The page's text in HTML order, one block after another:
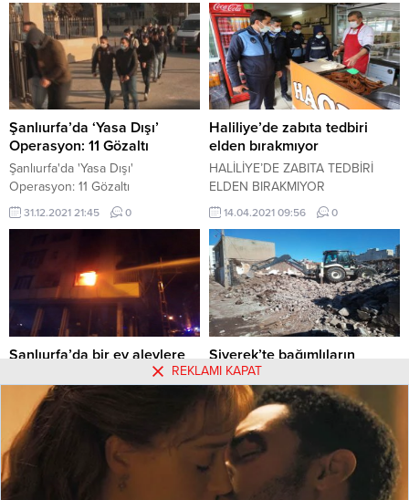
Şanlıurfa’da ‘Yasa Dışı’
Operasyon: 11 Gözaltı
Şanlıurfa'da 'Yasa Dışı'
Operasyon: 11 Gözaltı
31.12.2021 21:45 0
Haliliye’de zabıta tedbiri
elden bırakmıyor
HALİLİYE’DE ZABITA TEDBİRİ
ELDEN BIRAKMIYOR
14.04.2021 09:56 0
Şanlıurfa’da bir ev alevlere
Şanlıurfa'nın Birecik ilçesinde alev
alev yanan ev itfaiye ekiplerince
söndürüldü.
Siverek’te bağımlıların
mesken tuttuğu metruk evler
yıkılıyor
Siverek’te bağımlıların mesken
tuttuğu metruk evler yıkılıyor
06.02.2022 21:57
REKLAMI KAPAT